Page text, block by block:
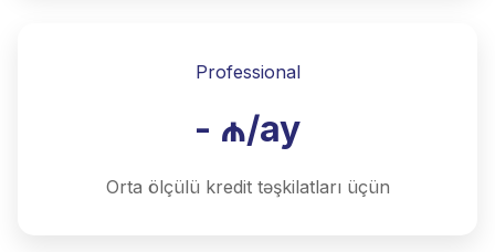
Professional
- ₼/ay
Orta ölçülü kredit təşkilatları üçün